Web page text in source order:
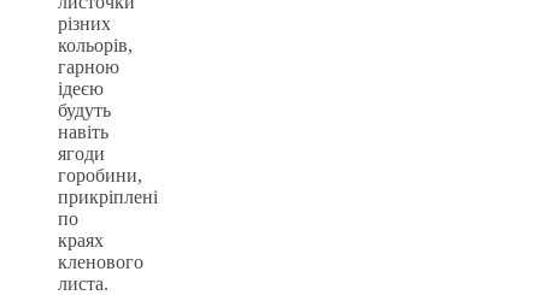
різних
кольорів,
гарною
ідеєю
будуть
навіть
ягоди
горобини,
прикріплені
по
краях
кленового
листа.